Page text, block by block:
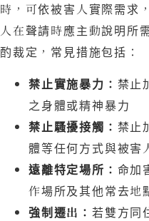
時，可依被害人實際需求
人在聲請時應主動說明所
酌裁定，常見措施包括：
禁止實施暴力： 禁止
之身體或精神暴力
禁止騷擾接觸： 禁止
體等任何方式與被害
遠離特定場所： 命加
作場所及其他常去地
強制遷出： 若雙方同